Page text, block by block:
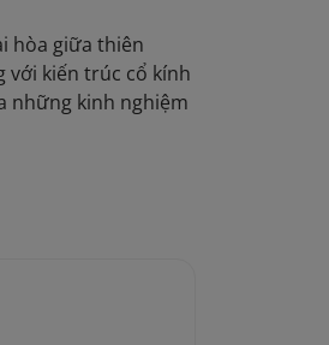
hòa giữa thiên
với kiến trúc cổ kính
những kinh nghiệm